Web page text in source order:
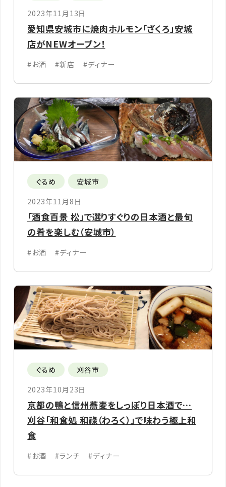
2023年11月13日
愛知県安城市に焼肉ホルモン「ざくろ」安城
店がNEWオープン！
#お酒 #新店 #ディナー
ぐるめ
安城市
2023年11月8日
「酒食百景 松」で選りすぐりの日本酒と最旬
の肴を楽しむ（安城市）
#お酒 #ディナー
ぐるめ
刈谷市
2023年10月23日
京都の鴨と信州蕎麦をしっぽり日本酒で…
刈谷「和食処 和祿（わろく）」で味わう極上和
食
#お酒 #ランチ #ディナー